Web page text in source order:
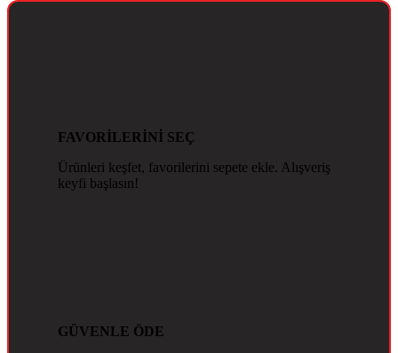
FAVORİLERİNİ SEÇ
Ürünleri keşfet, favorilerini sepete ekle. Alışveriş
keyfi başlasın!
GÜVENLE ÖDE